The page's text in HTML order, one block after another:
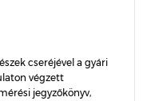
cseréjével a gyári
végzett
jegyzőkönyv,